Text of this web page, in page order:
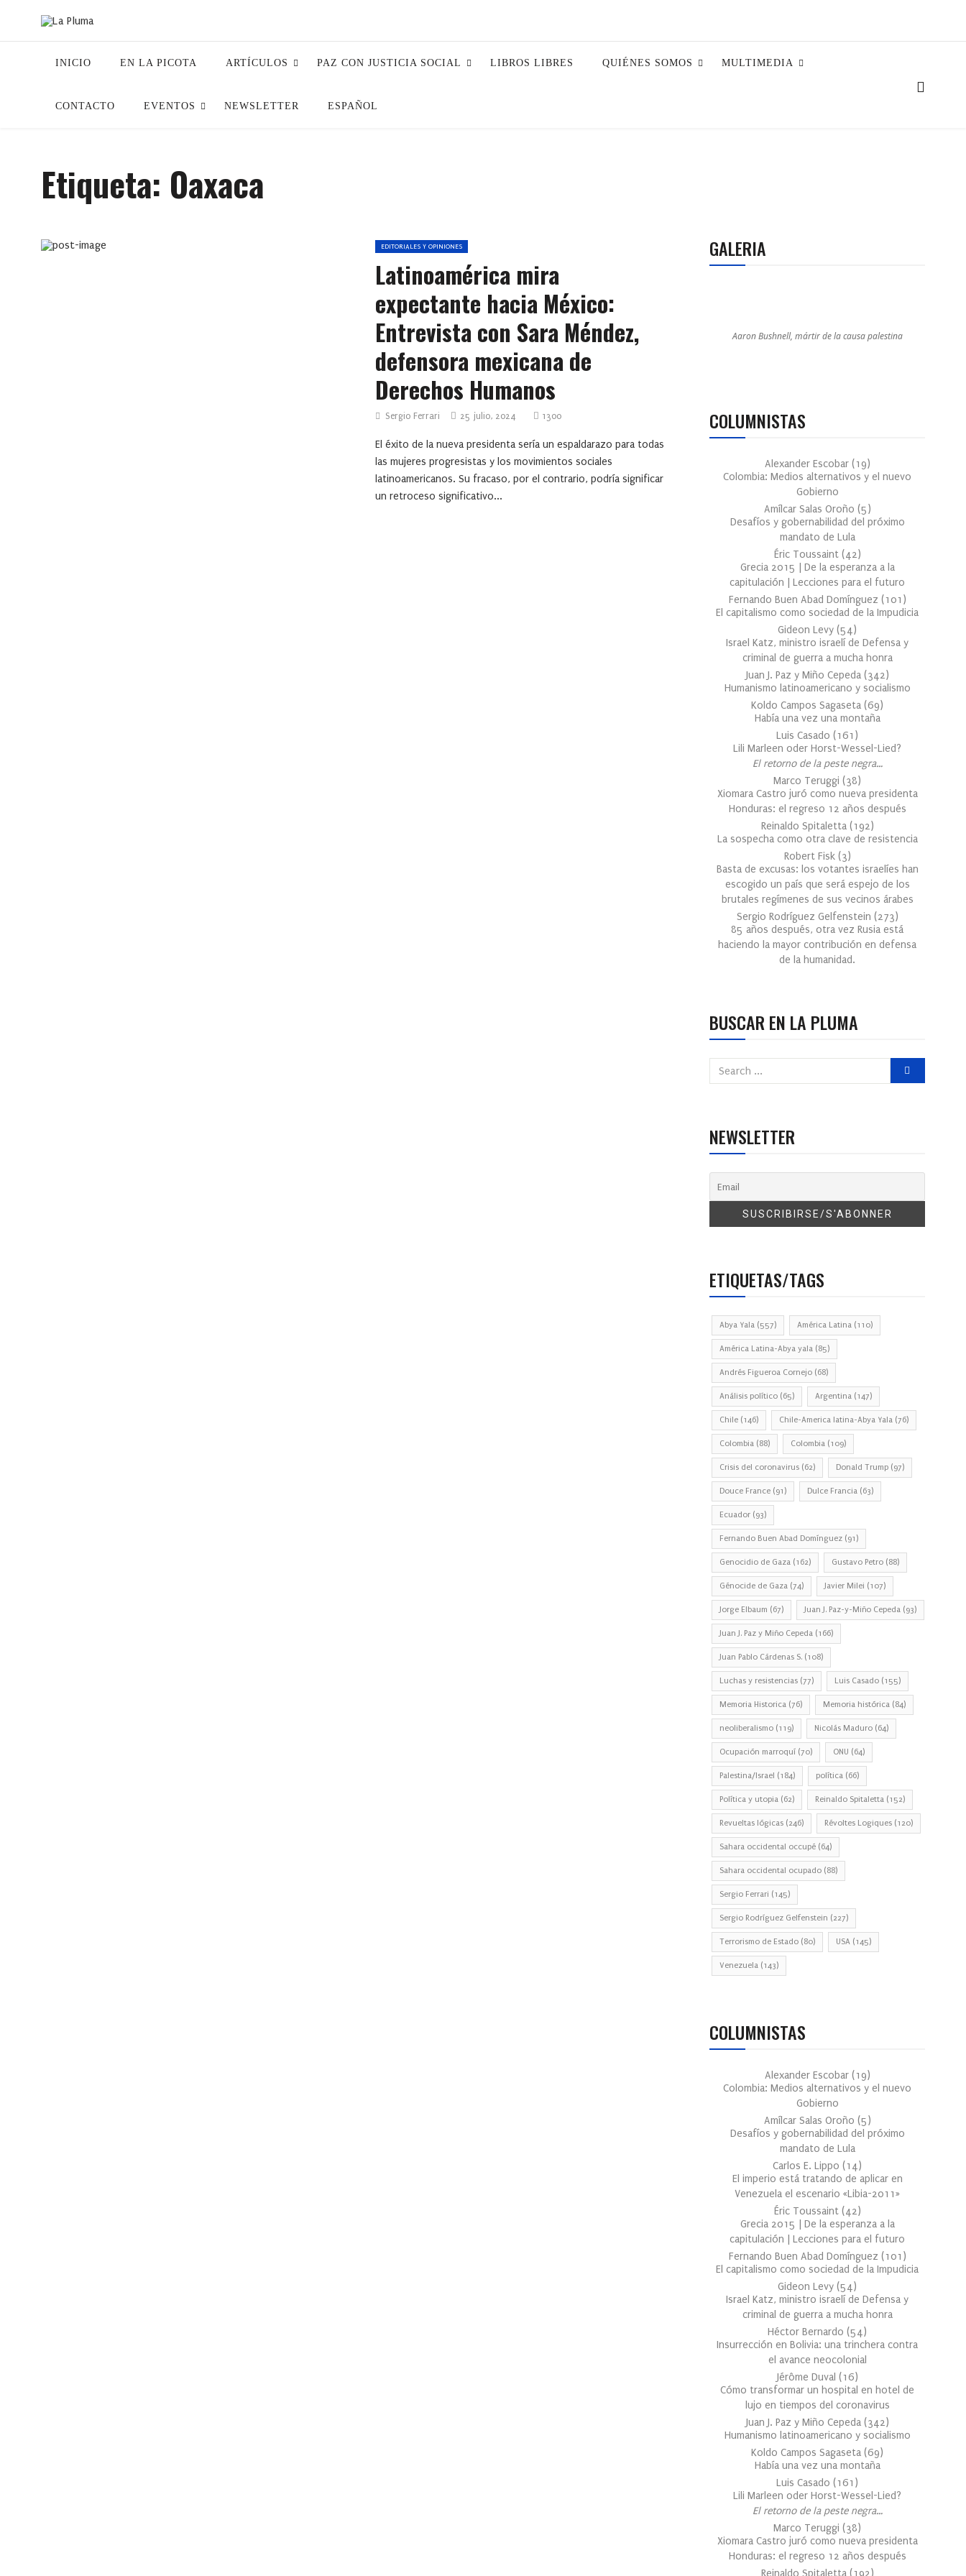
INICIO EN LA PICOTA ARTÍCULOS PAZ CON JUSTICIA SOCIAL LIBROS LIBRES QUIÉNES SOMOS MULTIMEDIA
CONTACTO EVENTOS NEWSLETTER ESPAÑOL
Etiqueta: Oaxaca
EDITORIALES Y OPINIONES
Latinoamérica mira
expectante hacia México:
Entrevista con Sara Méndez,
defensora mexicana de
Derechos Humanos
Sergio Ferrari 25 julio, 2024 1300
El éxito de la nueva presidenta sería un espaldarazo para todas
las mujeres progresistas y los movimientos sociales
latinoamericanos. Su fracaso, por el contrario, podría significar
un retroceso significativo...
GALERIA
Aaron Bushnell, mártir de la causa palestina
COLUMNISTAS
Alexander Escobar (19)
Colombia: Medios alternativos y el nuevo
Gobierno
Amílcar Salas Oroño (5)
Desafíos y gobernabilidad del próximo
mandato de Lula
Éric Toussaint (42)
Grecia 2015 | De la esperanza a la
capitulación | Lecciones para el futuro
Fernando Buen Abad Domínguez (101 )
El capitalismo como sociedad de la Impudicia
Gideon Levy (54)
Israel Katz, ministro israelí de Defensa y
criminal de guerra a mucha honra
Juan J. Paz y Miño Cepeda (342)
Humanismo latinoamericano y socialismo
Koldo Campos Sagaseta (69)
Había una vez una montaña
Luis Casado (161 )
Lili Marleen oder Horst-Wessel-Lied?
El retorno de la peste negra…
Marco Teruggi (38)
Xiomara Castro juró como nueva presidenta
Honduras: el regreso 12 años después
Reinaldo Spitaletta (192)
La sospecha como otra clave de resistencia
Robert Fisk (3)
Basta de excusas: los votantes israelíes han
escogido un país que será espejo de los
brutales regímenes de sus vecinos árabes
Sergio Rodríguez Gelfenstein (273)
85 años después, otra vez Rusia está
haciendo la mayor contribución en defensa
de la humanidad.
BUSCAR EN LA PLUMA
NEWSLETTER
ETIQUETAS/TAGS
Abya Yala (557) América Latina (110)
América Latina-Abya yala (85)
Andrés Figueroa Cornejo (68)
Análisis político (65) Argentina (147)
Chile (146) Chile-America latina-Abya Yala (76)
Colombia (88) Colombia (109)
Crisis del coronavirus (62) Donald Trump (97)
Douce France (91) Dulce Francia (63)
Ecuador (93)
Fernando Buen Abad Domínguez (91)
Genocidio de Gaza (162) Gustavo Petro (88)
Génocide de Gaza (74) Javier Milei (107)
Jorge Elbaum (67) Juan J. Paz-y-Miño Cepeda (93)
Juan J. Paz y Miño Cepeda (166)
Juan Pablo Cárdenas S. (108)
Luchas y resistencias (77) Luis Casado (155)
Memoria Historica (76) Memoria histórica (84)
neoliberalismo (119) Nicolás Maduro (64)
Ocupación marroquí (70) ONU (64)
Palestina/Israel (184) política (66)
Política y utopia (62) Reinaldo Spitaletta (152)
Revueltas lógicas (246) Révoltes Logiques (120)
Sahara occidental occupé (64)
Sahara occidental ocupado (88)
Sergio Ferrari (145)
Sergio Rodríguez Gelfenstein (227)
Terrorismo de Estado (80) USA (145)
Venezuela (143)
COLUMNISTAS
Alexander Escobar (19)
Colombia: Medios alternativos y el nuevo
Gobierno
Amílcar Salas Oroño (5)
Desafíos y gobernabilidad del próximo
mandato de Lula
Carlos E. Lippo (14)
El imperio está tratando de aplicar en
Venezuela el escenario «Libia-2011»
Éric Toussaint (42)
Grecia 2015 | De la esperanza a la
capitulación | Lecciones para el futuro
Fernando Buen Abad Domínguez (101 )
El capitalismo como sociedad de la Impudicia
Gideon Levy (54)
Israel Katz, ministro israelí de Defensa y
criminal de guerra a mucha honra
Héctor Bernardo (54)
Insurrección en Bolivia: una trinchera contra
el avance neocolonial
Jérôme Duval (16)
Cómo transformar un hospital en hotel de
lujo en tiempos del coronavirus
Juan J. Paz y Miño Cepeda (342)
Humanismo latinoamericano y socialismo
Koldo Campos Sagaseta (69)
Había una vez una montaña
Luis Casado (161 )
Lili Marleen oder Horst-Wessel-Lied?
El retorno de la peste negra…
Marco Teruggi (38)
Xiomara Castro juró como nueva presidenta
Honduras: el regreso 12 años después